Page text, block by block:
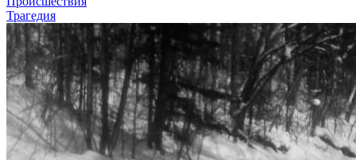
Трагедия